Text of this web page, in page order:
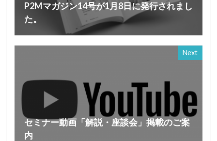
P2Mマガジン14号が1月8日に発行されまし
た。
Next
セミナー動画「解説・座談会」掲載のご案
内